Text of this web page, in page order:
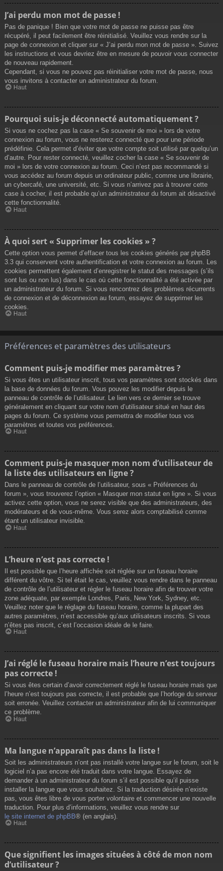
J’ai perdu mon mot de passe !
Pas de panique ! Bien que votre mot de passe ne puisse pas être
récupéré, il peut facilement être réinitialisé. Veuillez vous rendre sur la
page de connexion et cliquer sur « J’ai perdu mon mot de passe ». Suivez
les instructions et vous devriez être en mesure de pouvoir vous connecter
de nouveau rapidement.
Cependant, si vous ne pouvez pas réinitialiser votre mot de passe, nous
vous invitons à contacter un administrateur du forum.
Haut
Pourquoi suis-je déconnecté automatiquement ?
Si vous ne cochez pas la case « Se souvenir de moi » lors de votre
connexion au forum, vous ne resterez connecté que pour une période
prédéfinie. Cela permet d’éviter que votre compte soit utilisé par quelqu’un
d’autre. Pour rester connecté, veuillez cocher la case « Se souvenir de
moi » lors de votre connexion au forum. Ceci n’est pas recommandé si
vous accédez au forum depuis un ordinateur public, comme une librairie,
un cybercafé, une université, etc. Si vous n’arrivez pas à trouver cette
case à cocher, il est probable qu’un administrateur du forum ait désactivé
cette fonctionnalité.
Haut
À quoi sert « Supprimer les cookies » ?
Cette option vous permet d’effacer tous les cookies générés par phpBB
3.3 qui conservent votre authentification et votre connexion au forum. Les
cookies permettent également d’enregistrer le statut des messages (s’ils
sont lus ou non lus) dans le cas où cette fonctionnalité a été activée par
un administrateur du forum. Si vous rencontrez des problèmes récurrents
de connexion et de déconnexion au forum, essayez de supprimer les
cookies.
Haut
Préférences et paramètres des utilisateurs
Comment puis-je modifier mes paramètres ?
Si vous êtes un utilisateur inscrit, tous vos paramètres sont stockés dans
la base de données du forum. Vous pouvez les modifier depuis le
panneau de contrôle de l’utilisateur. Le lien vers ce dernier se trouve
généralement en cliquant sur votre nom d’utilisateur situé en haut des
pages du forum. Ce système vous permettra de modifier tous vos
paramètres et toutes vos préférences.
Haut
Comment puis-je masquer mon nom d’utilisateur de
la liste des utilisateurs en ligne ?
Dans le panneau de contrôle de l’utilisateur, sous « Préférences du
forum », vous trouverez l’option « Masquer mon statut en ligne ». Si vous
activez cette option, vous ne serez visible que des administrateurs, des
modérateurs et de vous-même. Vous serez alors comptabilisé comme
étant un utilisateur invisible.
Haut
L’heure n’est pas correcte !
Il est possible que l’heure affichée soit réglée sur un fuseau horaire
différent du vôtre. Si tel était le cas, veuillez vous rendre dans le panneau
de contrôle de l’utilisateur et régler le fuseau horaire afin de trouver votre
zone adéquate, par exemple Londres, Paris, New York, Sydney, etc.
Veuillez noter que le réglage du fuseau horaire, comme la plupart des
autres paramètres, n’est accessible qu’aux utilisateurs inscrits. Si vous
n’êtes pas inscrit, c’est l’occasion idéale de le faire.
Haut
J’ai réglé le fuseau horaire mais l’heure n’est toujours
pas correcte !
Si vous êtes certain d’avoir correctement réglé le fuseau horaire mais que
l’heure n’est toujours pas correcte, il est probable que l’horloge du serveur
soit erronée. Veuillez contacter un administrateur afin de lui communiquer
ce problème.
Haut
Ma langue n’apparaît pas dans la liste !
Soit les administrateurs n’ont pas installé votre langue sur le forum, soit le
logiciel n’a pas encore été traduit dans votre langue. Essayez de
demander à un administrateur du forum s’il est possible qu’il puisse
installer la langue que vous souhaitez. Si la traduction désirée n’existe
pas, vous êtes libre de vous porter volontaire et commencer une nouvelle
traduction. Pour plus d’informations, veuillez vous rendre sur
le site internet de phpBB® (en anglais).
Haut
Que signifient les images situées à côté de mon nom
d’utilisateur ?